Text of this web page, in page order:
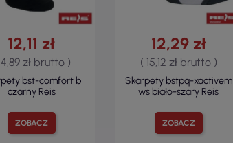
ZOBACZ
12,11 zł
zł brutto )
bst-comfort b
czarny Reis
ZOBACZ
12,29 zł
( 15,12 zł brutto )
Skarpety bstpq-xactivem
ws biało-szary Reis